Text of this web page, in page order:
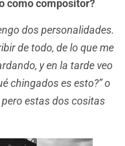
como compositor?
dos personalidades.
de todo, de lo que me
y en la tarde veo
chingados es esto?” o
pero estas dos cositas